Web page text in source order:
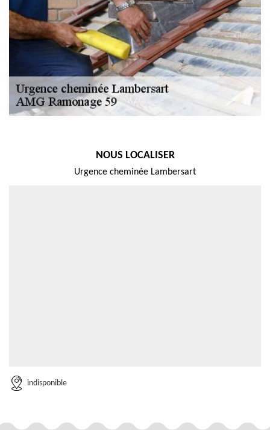
NOUS LOCALISER
Urgence cheminée Lambersart
indisponible